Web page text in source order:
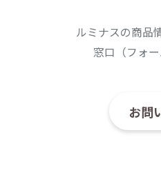
ルミナスの商品
窓口（フォ
お問